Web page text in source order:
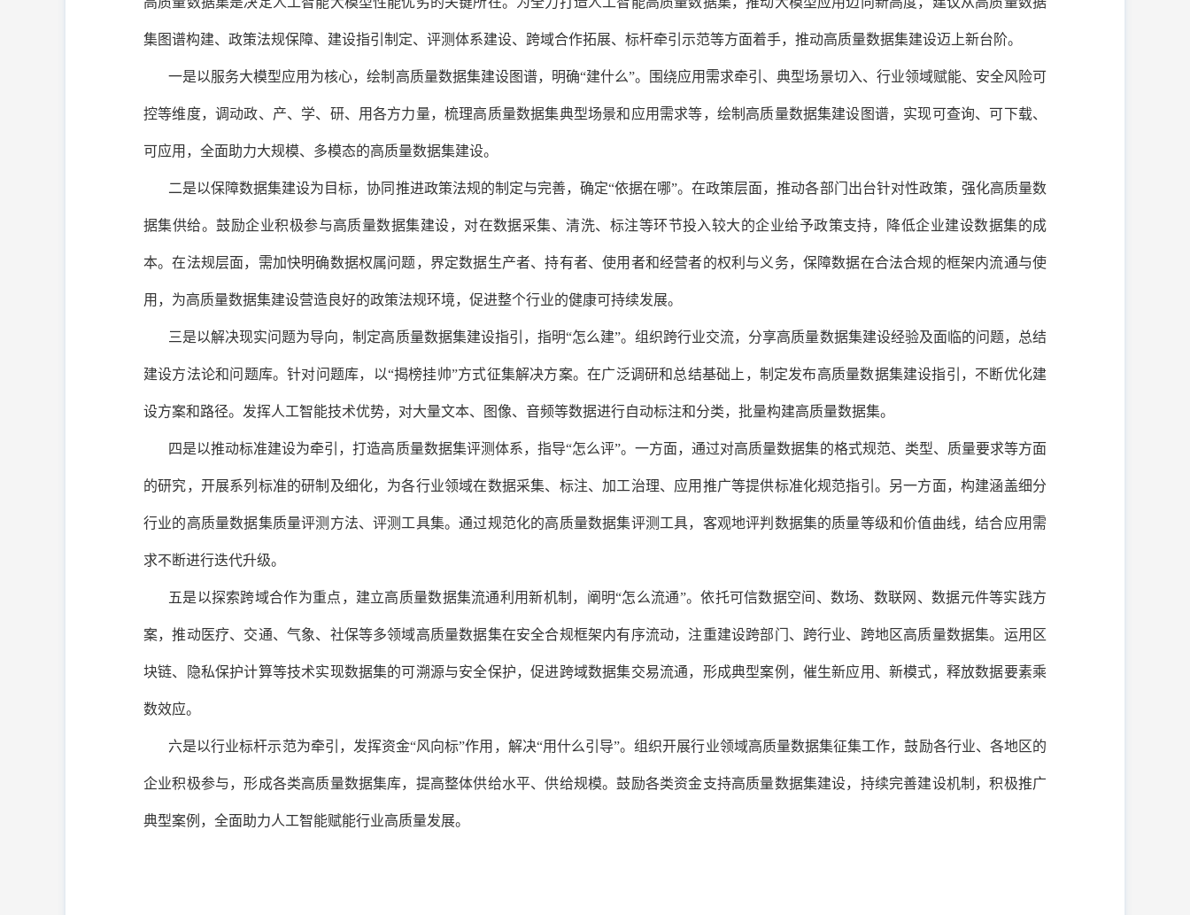
集图谱构建、政策法规保障、建设指引制定、评测体系建设、跨域合作拓展、标杆牵引示范等方面着手，推动高质量数据集建设迈上新台阶。
一是以服务大模型应用为核心，绘制高质量数据集建设图谱，明确“建什么”。 围绕应用需求牵引、典型场景切入、行业领域赋能、安全风险可
控等维度，调动政、产、学、研、用各方力量，梳理高质量数据集典型场景和应用需求等，绘制高质量数据集建设图谱，实现可查询、可下载、
可应用，全面助力大规模、多模态的高质量数据集建设。
二是以保障数据集建设为目标，协同推进政策法规的制定与完善，确定“依据在哪”。在政策层面，推动各部门出台针对性政策，强化高质量数
据集供给。鼓励企业积极参与高质量数据集建设，对在数据采集、清洗、标注等环节投入较大的企业给予政策支持，降低企业建设数据集的成
本。在法规层面，需加快明确数据权属问题，界定数据生产者、持有者、使用者和经营者的权利与义务，保障数据在合法合规的框架内流通与使
用，为高质量数据集建设营造良好的政策法规环境，促进整个行业的健康可持续发展。
三是以解决现实问题为导向，制定高质量数据集建设指引，指明“怎么建”。组织跨行业交流，分享高质量数据集建设经验及面临的问题，总结
建设方法论和问题库。针对问题库，以“揭榜挂帅”方式征集解决方案。在广泛调研和总结基础上，制定发布高质量数据集建设指引，不断优化建
设方案和路径。发挥人工智能技术优势，对大量文本、图像、音频等数据进行自动标注和分类，批量构建高质量数据集。
四是以推动标准建设为牵引，打造高质量数据集评测体系，指导“怎么评”。一方面，通过对高质量数据集的格式规范、类型、质量要求等方面
的研究，开展系列标准的研制及细化，为各行业领域在数据采集、标注、加工治理、应用推广等提供标准化规范指引。另一方面，构建涵盖细分
行业的高质量数据集质量评测方法、评测工具集。通过规范化的高质量数据集评测工具，客观地评判数据集的质量等级和价值曲线，结合应用需
求不断进行迭代升级。
五是以探索跨域合作为重点，建立高质量数据集流通利用新机制，阐明“怎么流通”。依托可信数据空间、数场、数联网、数据元件等实践方
案，推动医疗、交通、气象、社保等多领域高质量数据集在安全合规框架内有序流动，注重建设跨部门、跨行业、跨地区高质量数据集。运用区
块链、隐私保护计算等技术实现数据集的可溯源与安全保护，促进跨域数据集交易流通，形成典型案例，催生新应用、新模式，释放数据要素乘
数效应。
六是以行业标杆示范为牵引，发挥资金“风向标”作用，解决“用什么引导”。组织开展行业领域高质量数据集征集工作，鼓励各行业、各地区的
企业积极参与，形成各类高质量数据集库，提高整体供给水平、供给规模。鼓励各类资金支持高质量数据集建设，持续完善建设机制，积极推广
典型案例，全面助力人工智能赋能行业高质量发展。